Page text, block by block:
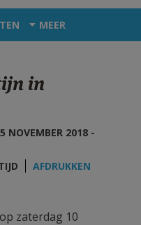
MEER
in
NOVEMBER 2018 -
AFDRUKKEN
zaterdag 10